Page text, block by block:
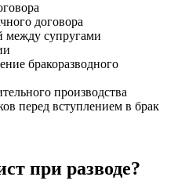
договора
между супругами
бракоразводного
производства
перед вступлением в брак
при разводе?